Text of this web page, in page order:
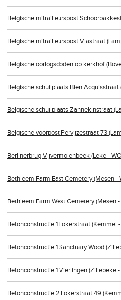
Belgische mitrailleurspost
Belgische mitrailleurspost Vlastraat
Belgische oorlogsdoden op kerkhof
Belgische schuilplaats Bien Acquisstraat
Belgische schuilplaats Zannekinstraat
Belgische voorpost Pervijzestraat 73
Berlinerbrug Vijvermolenbeek (Leke -
Bethleem Farm East Cemetery (Mesen -
Bethleem Farm West Cemetery (Mesen -
Betonconstructie 1 Lokerstraat (Kemmel -
Betonconstructie 1 Sanctuary Wood
Betonconstructie 1 Vierlingen (Zillebeke -
Betonconstructie 2 Lokerstraat 49